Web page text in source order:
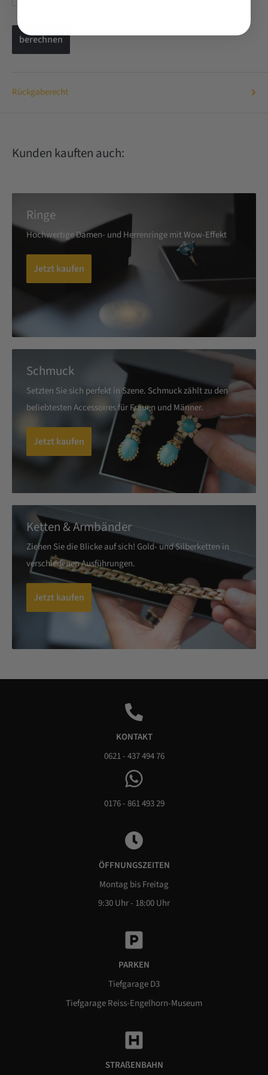
berechnen
Rückgaberecht
Kunden kauften auch:
Ringe
Hochwertige Damen- und Herrenringe mit Wow-Effekt
Jetzt kaufen
Schmuck
Setzten Sie sich perfekt in Szene. Schmuck zählt zu den
beliebtesten Accessoires für Frauen und Männer.
Jetzt kaufen
Ketten & Armbänder
Ziehen Sie die Blicke auf sich! Gold- und Silberketten in
verschiedenen Ausführungen.
Jetzt kaufen
KONTAKT
0621 - 437 494 76
0176 - 861 493 29
ÖFFNUNGSZEITEN
Montag bis Freitag
9:30 Uhr - 18:00 Uhr
PARKEN
Tiefgarage D3
Tiefgarage Reiss-Engelhorn-Museum
STRAßENBAHN